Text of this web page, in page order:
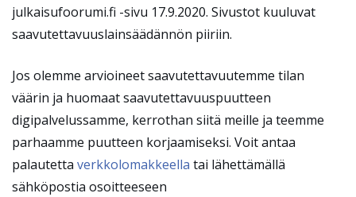
julkaisufoorumi.fi -sivu 17.9.2020. Sivustot kuuluvat
saavutettavuuslainsäädännön piiriin.
Jos olemme arvioineet saavutettavuutemme tilan
väärin ja huomaat saavutettavuuspuutteen
digipalvelussamme, kerrothan siitä meille ja teemme
parhaamme puutteen korjaamiseksi. Voit antaa
palautetta verkkolomakkeella tai lähettämällä
sähköpostia osoitteeseen